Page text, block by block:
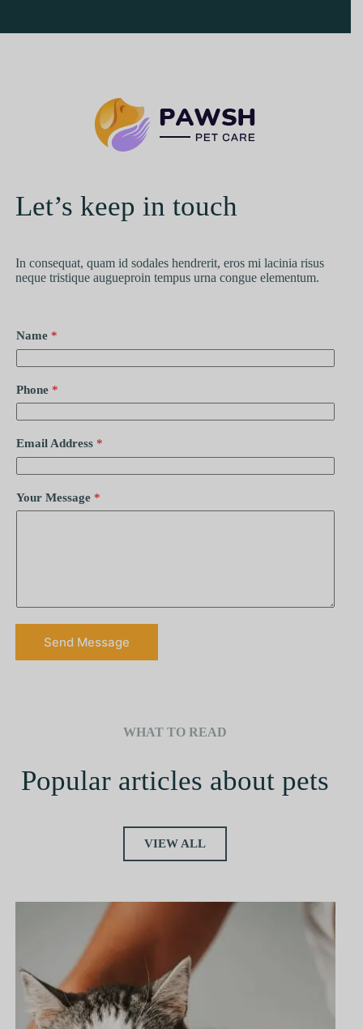
Let’s keep in touch
In consequat, quam id sodales hendrerit, eros mi lacinia risus
neque tristique augueproin tempus urna congue elementum.
Name *
Phone *
Email Address *
Your Message *
Send Message
WHAT TO READ
Popular articles about pets
VIEW ALL